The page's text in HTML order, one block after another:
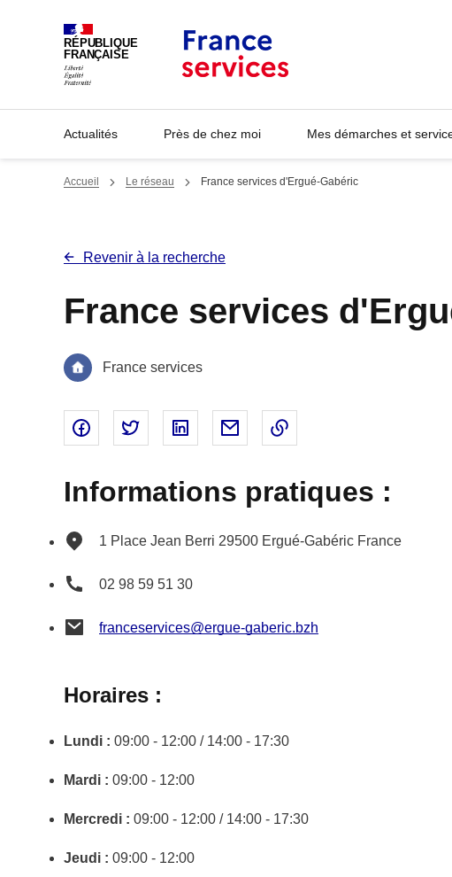
RÉPUBLIQUE
FRANÇAISE
Actualités Près de chez moi Mes démarches et
Accueil Le réseau France services d'Ergué-Gabéric
Revenir à la recherche
France services
France services
Partager sur Facebook - nouvelle fenêtre
Partager sur Twitter - nouvelle fenêtre
Partager sur Linked In - nouvelle fenêtre
Partager par email - nouvelle
Informations pratiques :
1 Place Jean Berri 29500 Ergué-Gabéric France
02 98 59 51 30
franceservices@ergue-gaberic.bzh
Horaires :
Lundi : 09:00 - 12:00 / 14:00 - 17:30
Mardi : 09:00 - 12:00
Mercredi : 09:00 - 12:00 / 14:00 - 17:30
Jeudi : 09:00 - 12:00